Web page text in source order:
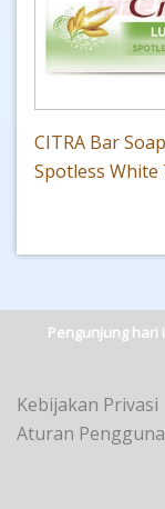
CITRA Bar Soap
Spotless White
Pengunjung hari
Kebijakan Privasi
Aturan